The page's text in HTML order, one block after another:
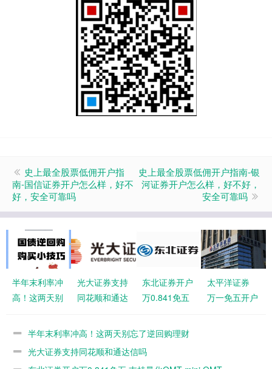
史上最全股票低佣开户指
南-国信证券开户怎么样，好不
好，安全可靠吗
史上最全股票低佣开户指南-银
河证券开户怎么样，好不好，
安全可靠吗
半年末利率冲
高！这两天别
光大证券支持
同花顺和通达
东北证券开户
万0.841免五
QMT mini
太平洋证券
万一免五开户
半年末利率冲高！这两天别忘了逆回购理财
光大证券支持同花顺和通达信吗